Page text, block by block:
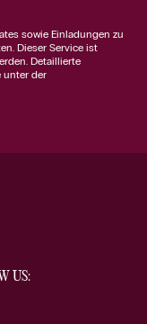
sowie Einladungen zu
Dieser Service ist
Detaillierte
unter der
US: